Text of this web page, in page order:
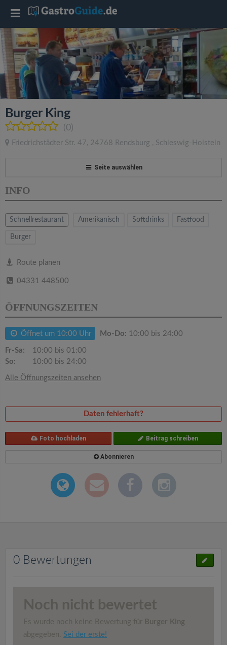
Burger King
(0)
Friedrichstädter Str. 47, 24768 Rendsburg , Schleswig-Holstein
Seite auswählen
INFO
Schnellrestaurant Amerikanisch Softdrinks Fastfood
Burger
Route planen
04331 448500
ÖFFNUNGSZEITEN
Öffnet um 10:00 Uhr Mo-Do: 10:00 bis 24:00
Fr-Sa:
10:00 bis 01:00
So:
10:00 bis 24:00
Alle Öffnungszeiten ansehen
Daten fehlerhaft?
Foto hochladen Beitrag schreiben
Abonnieren
0 Bewertungen
Noch nicht bewertet
Es wurde noch keine Bewertung für Burger King
abgegeben. Sei der erste!
T
o
g
g
l
e
a
v
g
a
t